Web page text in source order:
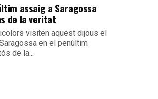
assaig a Saragossa
de la veritat
visiten aquest dijous el
en el penúltim
de la...